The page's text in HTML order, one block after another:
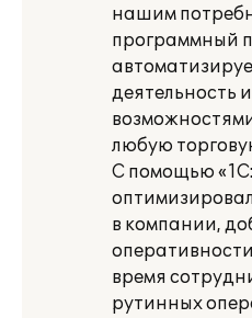
нашим
программный
деятельность
любую
С помощью
в компании,
время
рутинных